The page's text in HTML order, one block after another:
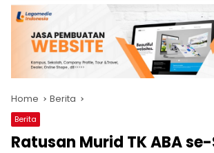
Home Berita
Berita
Ratusan Murid TK ABA